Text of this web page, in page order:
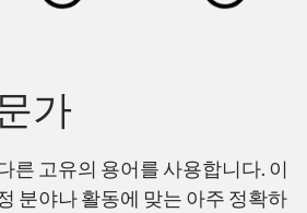
가
른 고유의 용어를 사용합니다. 이
분야나 활동에 맞는 아주 정확하